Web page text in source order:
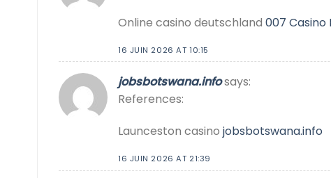
Online casino deutschland 007
16 JUIN 2026 AT 10:15
jobsbotswana.infosays:
References:
Launceston casino jobsbotswana.info
16 JUIN 2026 AT 21:39